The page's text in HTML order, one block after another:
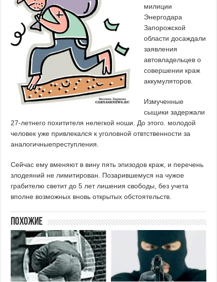
милиции
Энергодара
Запорожской
области досаждали
заявления
автовладельцев о
совершении краж
аккумуляторов.
Измученные
сыщики задержали
27-летнего похитителя нелегкой ноши. До этого. молодой
человек уже привлекался к уголовной отвтственности за
аналогичныепреступления.
Сейчас ему вменяют в вину пять эпизодов краж, и перечень
злодеяний не лимитирован. Позарившемуся на чужое
грабителю светит до 5 лет лишения свободы, без учета
вполне возможных вновь открытых обстоятельств.
Похожие